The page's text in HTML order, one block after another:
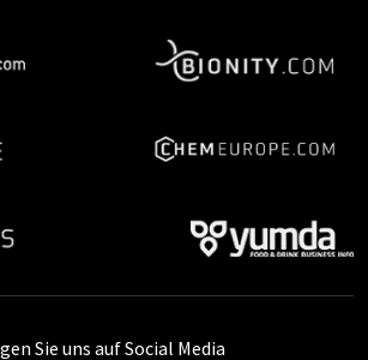
Sie uns auf Social Media